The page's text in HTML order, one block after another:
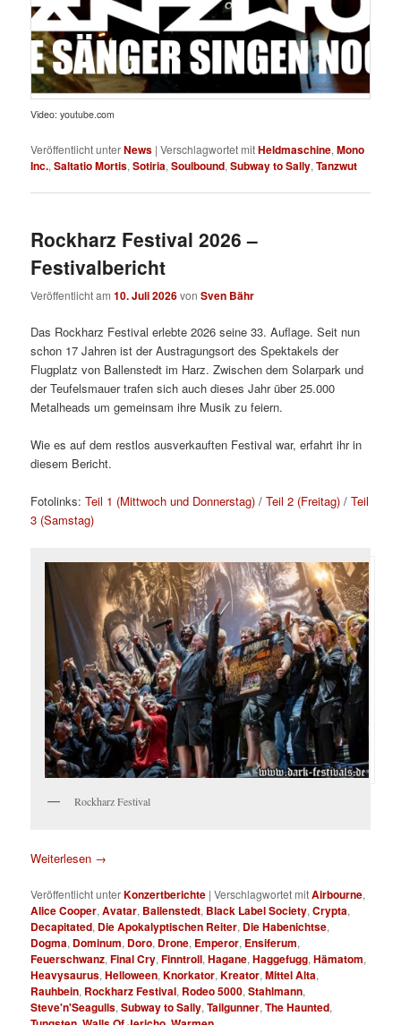
Video: youtube.com
Veröffentlicht unterNews |Verschlagwortet mitHeldmaschine,Mono
Inc.,Saltatio Mortis,Sotiria,Soulbound,Subway to Sally,Tanzwut
Rockharz Festival 2026 –
Festivalbericht
Veröffentlicht am10. Juli 2026vonSven Bähr
Das Rockharz Festival erlebte 2026 seine 33. Auflage. Seit nun
schon 17 Jahren ist der Austragungsort des Spektakels der
Flugplatz von Ballenstedt im Harz. Zwischen dem Solarpark und
der Teufelsmauer trafen sich auch dieses Jahr über 25.000
Metalheads um gemeinsam ihre Musik zu feiern.
Wie es auf dem restlos ausverkauften Festival war, erfahrt ihr in
diesem Bericht.
Fotolinks:Teil 1 (Mittwoch und Donnerstag) /Teil 2 (Freitag) /Teil
3 (Samstag)
Rockharz Festival
Weiterlesen →
Veröffentlicht unterKonzertberichte |Verschlagwortet mitAirbourne,
Alice Cooper,Avatar, Ballenstedt, Black Label Society,Crypta,
Decapitated, Die Apokalyptischen Reiter, Die Habenichtse,
Dogma, Dominum, Doro, Drone, Emperor, Ensiferum,
Feuerschwanz,Final Cry,Finntroll,Hagane,Haggefugg,Hämatom,
Heavysaurus,Helloween,Knorkator,Kreator,Mittel Alta,
Rauhbein, Rockharz Festival, Rodeo 5000,Stahlmann,
Steve'n'Seagulls,Subway to Sally,Tailgunner,The Haunted,